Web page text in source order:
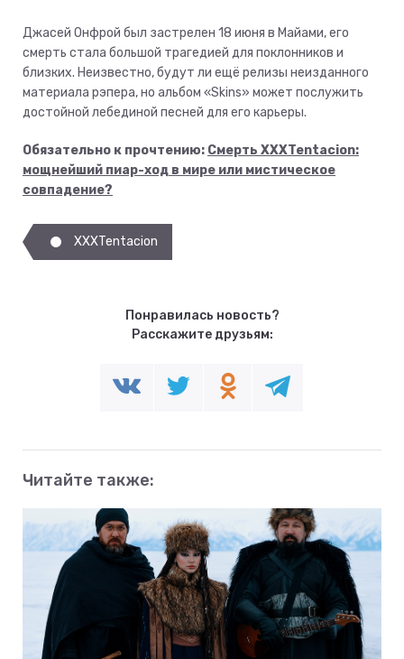
Джасей Онфрой был застрелен 18 июня в Майами, его
смерть стала большой трагедией для поклонников и
близких. Неизвестно, будут ли ещё релизы неизданного
материала рэпера, но альбом «Skins» может послужить
достойной лебединой песней для его карьеры.
Обязательно к прочтению: Смерть XXXTentacion:
мощнейший пиар-ход в мире или мистическое
совпадение?
XXXTentacion
Понравилась новость?
Расскажите друзьям:
Читайте также: